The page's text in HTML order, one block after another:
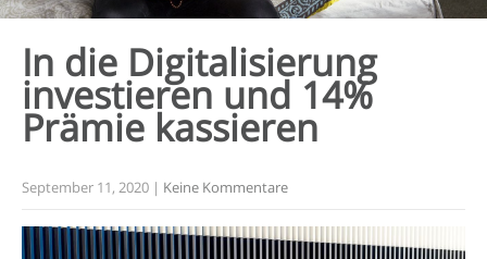
In die Digitalisierung
investieren und 14%
Prämie kassieren
September 11, 2020 | Keine Kommentare